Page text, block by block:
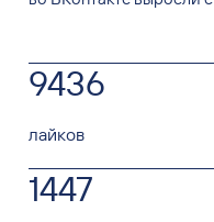
9436
лайков
1447